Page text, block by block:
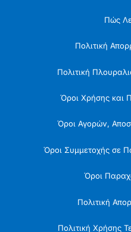
Πώς
Πολιτική
Πολιτική
Όροι Χρήσης και
Όροι Αγορών,
Όροι Συμμετοχής σε
Όροι
Πολιτική
Πολιτική Χρήσης